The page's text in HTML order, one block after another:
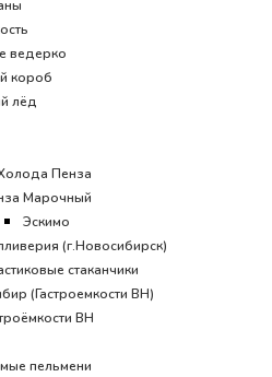
ведерко
короб
лёд
Пенза
Марочный
Эскимо
(г.Новосибирск)
стаканчики
(Гастроемкости ВН)
ВН
пельмени